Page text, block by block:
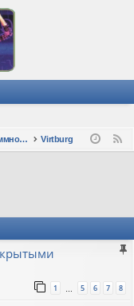
Программное обеспечение Virtburg
1 … 5 6 7 8